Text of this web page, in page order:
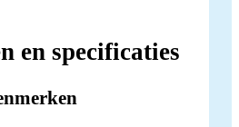
en specificaties